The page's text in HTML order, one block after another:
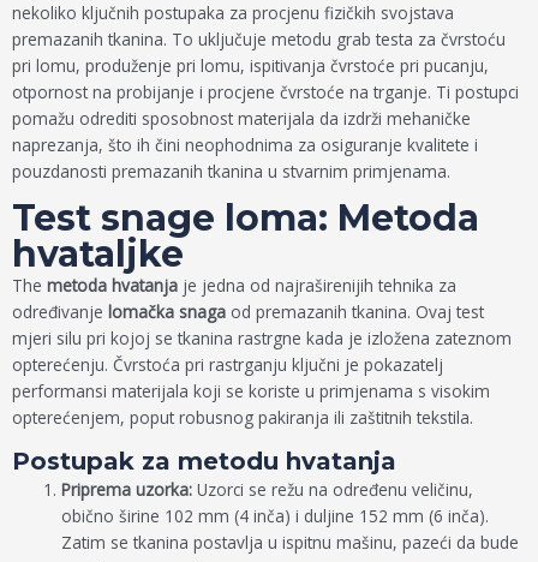
nekoliko ključnih postupaka za procjenu fizičkih svojstava
premazanih tkanina. To uključuje metodu grab testa za čvrstoću
pri lomu, produženje pri lomu, ispitivanja čvrstoće pri pucanju,
otpornost na probijanje i procjene čvrstoće na trganje. Ti postupci
pomažu odrediti sposobnost materijala da izdrži mehaničke
naprezanja, što ih čini neophodnima za osiguranje kvalitete i
pouzdanosti premazanih tkanina u stvarnim primjenama.
Test snage loma: Metoda
hvataljke
The metoda hvatanja je jedna od najraširenijih tehnika za
određivanje lomačka snaga od premazanih tkanina. Ovaj test
mjeri silu pri kojoj se tkanina rastrgne kada je izložena zateznom
opterećenju. Čvrstoća pri rastrganju ključni je pokazatelj
performansi materijala koji se koriste u primjenama s visokim
opterećenjem, poput robusnog pakiranja ili zaštitnih tekstila.
Postupak za metodu hvatanja
Priprema uzorka: Uzorci se režu na određenu veličinu,
obično širine 102 mm (4 inča) i duljine 152 mm (6 inča).
Zatim se tkanina postavlja u ispitnu mašinu, pazeći da bude